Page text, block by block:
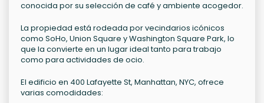
conocida por su selección de café y ambiente acogedor.
La propiedad está rodeada por vecindarios icónicos
como SoHo, Union Square y Washington Square Park, lo
que la convierte en un lugar ideal tanto para trabajo
como para actividades de ocio.
El edificio en 400 Lafayette St, Manhattan, NYC, ofrece
varias comodidades: